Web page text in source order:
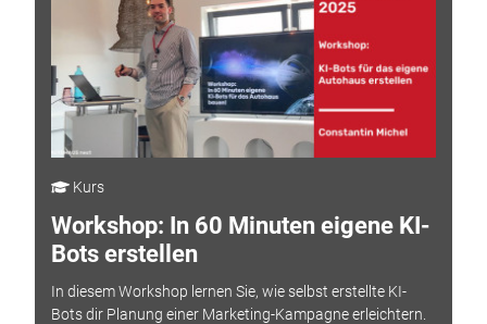
Kurs
Workshop: In 60 Minuten eigene KI-
Bots erstellen
In diesem Workshop lernen Sie, wie selbst erstellte KI-
Bots dir Planung einer Marketing-Kampagne erleichtern.